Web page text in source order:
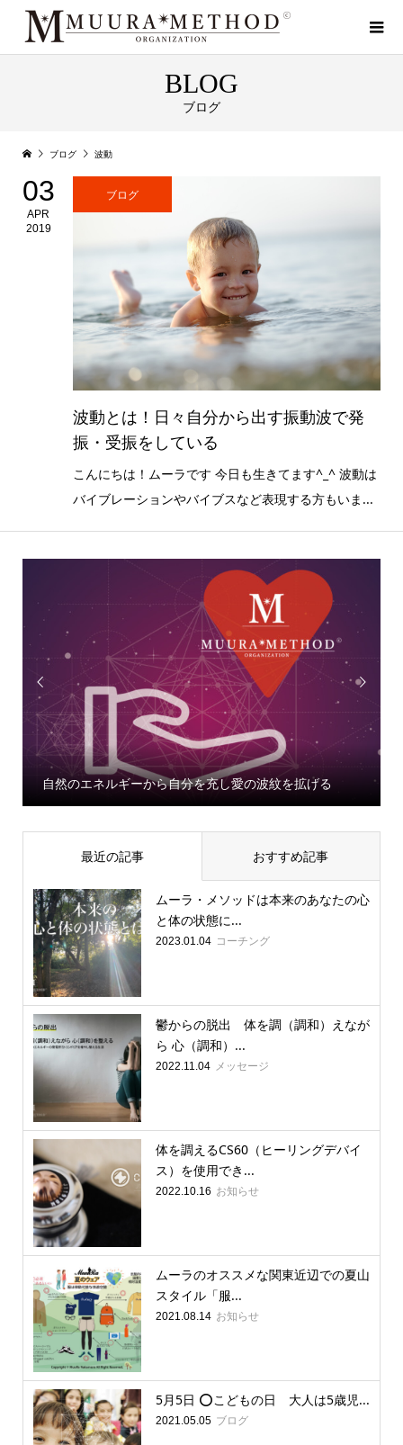
BLOG
ブログ
ブログ 波動
03
APR
2019
ブログ
波動とは！日々自分から出す振動波で発
振・受振をしている
こんにちは！ムーラです 今日も生きてます^_^ 波動は
バイブレーションやバイブスなど表現する方もいま...

自然のエネルギーから自分を充し愛の波紋を拡げる

最近の記事 おすすめ記事
ムーラ・メソッドは本来のあなたの心
と体の状態に...
2023.01.04 コーチング
鬱からの脱出 体を調（調和）えなが
ら 心（調和）...
2022.11.04 メッセージ
体を調えるCS60（ヒーリングデバイ
ス）を使用でき...
2022.10.16 お知らせ
ムーラのオススメな関東近辺での夏山
スタイル「服...
2021.08.14 お知らせ
5月5日 ⭕️こどもの日 大人は5歳児...
2021.05.05 ブログ